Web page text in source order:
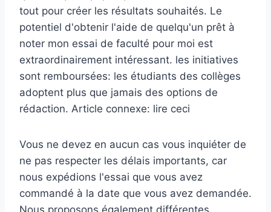
tout pour créer les résultats souhaités. Le
potentiel d'obtenir l'aide de quelqu'un prêt à
noter mon essai de faculté pour moi est
extraordinairement intéressant. les initiatives
sont remboursées: les étudiants des collèges
adoptent plus que jamais des options de
rédaction. Article connexe: lire ceci
Vous ne devez en aucun cas vous inquiéter de
ne pas respecter les délais importants, car
nous expédions l'essai que vous avez
commandé à la date que vous avez demandée.
Nous proposons également différentes